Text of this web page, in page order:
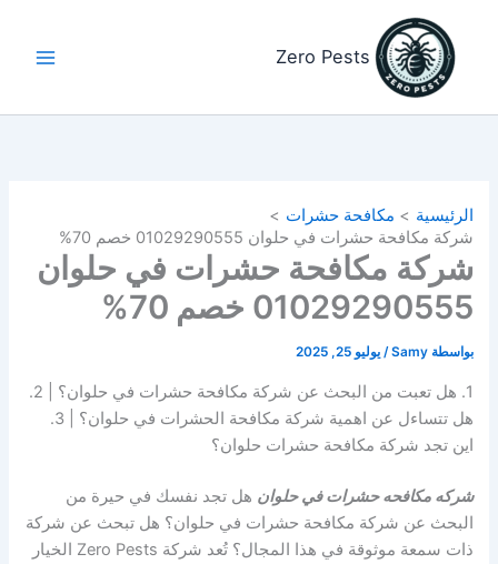
المحتوى
Zero Pests
الرئيسية
مكافحة حشرات
شركة مكافحة حشرات في حلوان 01029290555 خصم 70%
شركة مكافحة حشرات في حلوان
01029290555 خصم 70%
بواسطة Samy
/يوليو 25, 2025
1. هل تعبت من البحث عن شركة مكافحة حشرات في حلوان؟ | 2.
هل تتساءل عن اهمية شركة مكافحة الحشرات في حلوان؟ | 3.
اين تجد شركة مكافحة حشرات حلوان؟
شركه مكافحه حشرات في حلوان هل تجد نفسك في حيرة من
البحث عن شركة مكافحة حشرات في حلوان؟ هل تبحث عن شركة
ذات سمعة موثوقة في هذا المجال؟ تُعد شركة Zero Pests الخيار